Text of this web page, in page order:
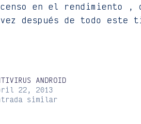
en el rendimiento ,
después de todo este
ANDROID
22, 2013
similar